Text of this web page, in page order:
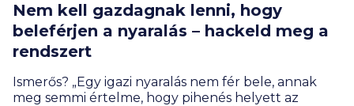
Nem kell gazdagnak lenni, hogy
beleférjen a nyaralás – hackeld meg a
rendszert
Ismerős? „Egy igazi nyaralás nem fér bele, annak
meg semmi értelme, hogy pihenés helyett az